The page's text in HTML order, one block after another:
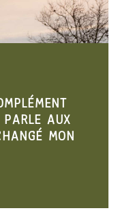
AUX
MON